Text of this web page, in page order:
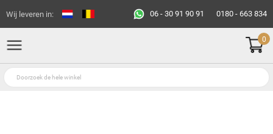
Wij leveren in: 06 - 30 91 90 91 0180 - 663 834
0